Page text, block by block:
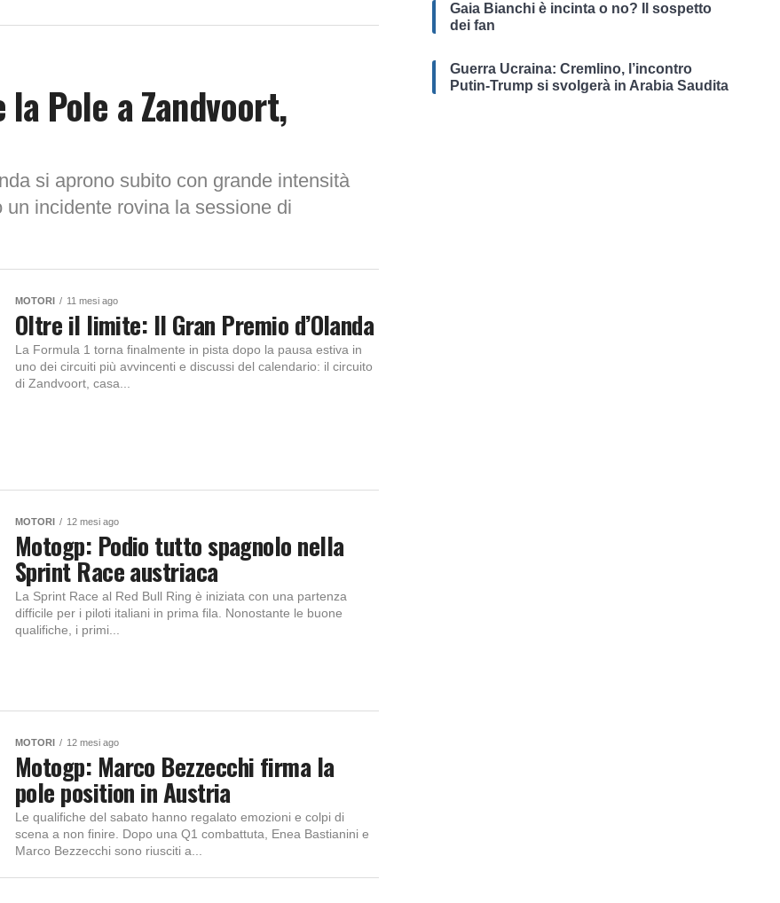
Pole a Zandvoort,
si aprono subito con grande intensità
incidente rovina la sessione di
MOTORI 11 mesi ago
Oltre il limite: Il Gran Premio d’Olanda
La Formula 1 torna finalmente in pista dopo la pausa estiva in
uno dei circuiti più avvincenti e discussi del calendario: il circuito
di Zandvoort, casa...
MOTORI 12 mesi ago
Motogp: Podio tutto spagnolo nella
Sprint Race austriaca
La Sprint Race al Red Bull Ring è iniziata con una partenza
difficile per i piloti italiani in prima fila. Nonostante le buone
qualifiche, i primi...
MOTORI 12 mesi ago
Motogp: Marco Bezzecchi firma la
pole position in Austria
Le qualifiche del sabato hanno regalato emozioni e colpi di
scena a non finire. Dopo una Q1 combattuta, Enea Bastianini e
Marco Bezzecchi sono riusciti a...
Gaia Bianchi è incinta o no? Il sospetto
dei fan
Guerra Ucraina: Cremlino, l’incontro
Putin-Trump si svolgerà in Arabia Saudita